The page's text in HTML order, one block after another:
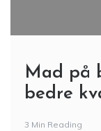
Mad på
bedre
3 Min Reading